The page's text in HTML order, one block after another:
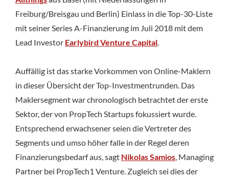
Freiburg/Breisgau und Berlin) Einlass in die Top-30-Liste
mit seiner Series A-Finanzierung im Juli 2018 mit dem
Lead Investor Earlybird Venture Capital.
Auffällig ist das starke Vorkommen von Online-Maklern
in dieser Übersicht der Top-Investmentrunden. Das
Maklersegment war chronologisch betrachtet der erste
Sektor, der von PropTech Startups fokussiert wurde.
Entsprechend erwachsener seien die Vertreter des
Segments und umso höher falle in der Regel deren
Finanzierungsbedarf aus, sagt Nikolas Samios, Managing
Partner bei PropTech1 Venture. Zugleich sei dies der